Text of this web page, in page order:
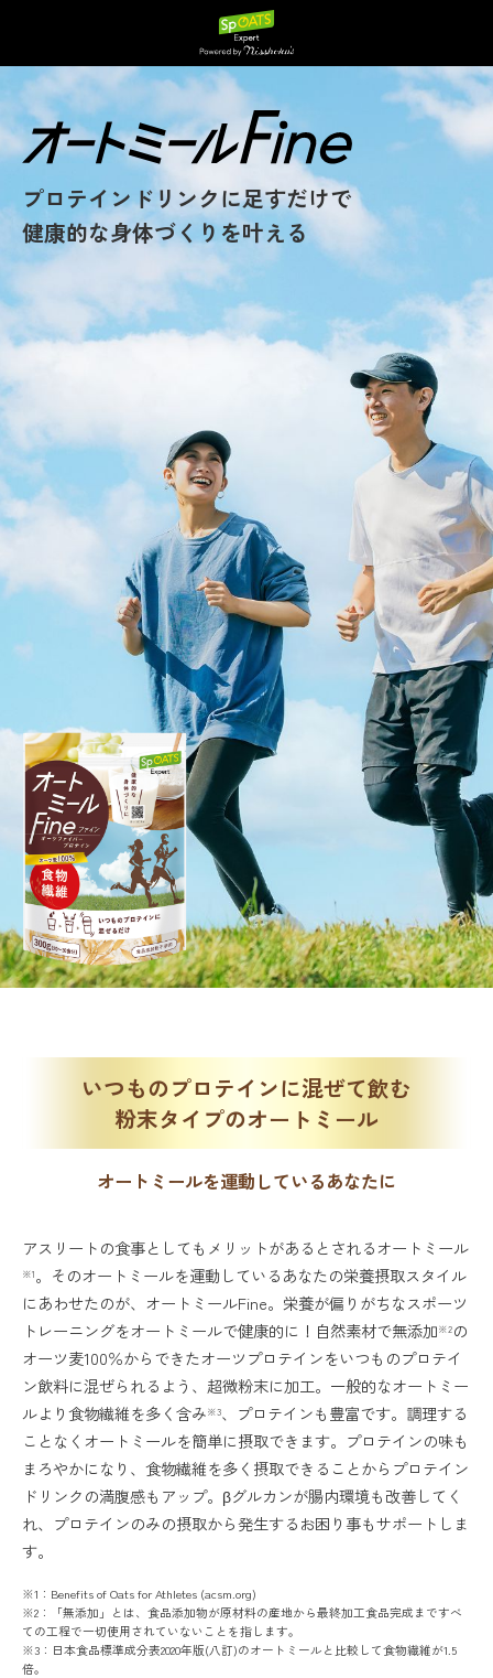
プロテインドリンクに足すだけで
健康的な身体づくりを叶える
いつものプロテインに混ぜて飲む
粉末タイプのオートミール
オートミールを運動しているあなたに
アスリートの食事としてもメリットがあるとされるオートミール
※1。そのオートミールを運動しているあなたの栄養摂取スタイル
にあわせたのが、オートミールFine。栄養が偏りがちなスポーツ
トレーニングをオートミールで健康的に！自然素材で無添加※2の
オーツ麦100％からできたオーツプロテインをいつものプロテイ
ン飲料に混ぜられるよう、超微粉末に加工。一般的なオートミー
ルより食物繊維を多く含み※3、プロテインも豊富です。調理する
ことなくオートミールを簡単に摂取できます。プロテインの味も
まろやかになり、食物繊維を多く摂取できることからプロテイン
ドリンクの満腹感もアップ。βグルカンが腸内環境も改善してく
れ、プロテインのみの摂取から発生するお困り事もサポートしま
す。
※1：Benefits of Oats for Athletes (acsm.org)
※2：「無添加」とは、食品添加物が原材料の産地から最終加工食品完成まですべ
ての工程で一切使用されていないことを指します。
※3：日本食品標準成分表2020年版(八訂)のオートミールと比較して食物繊維が1.5
倍。